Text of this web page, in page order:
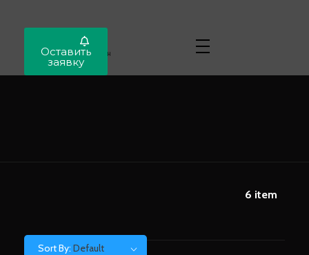
Locar
Автопригон
Оставить
заявку
6 item
Sort By: Default